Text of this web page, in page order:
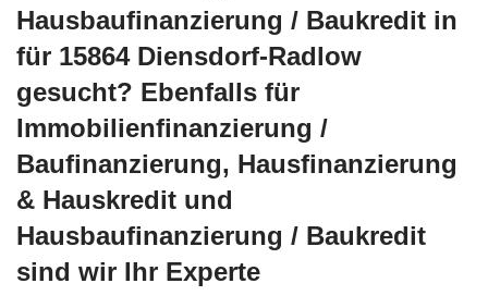
Hausbaufinanzierung / Baukredit in
für 15864 Diensdorf-Radlow
gesucht? Ebenfalls für
Immobilienfinanzierung /
Baufinanzierung, Hausfinanzierung
& Hauskredit und
Hausbaufinanzierung / Baukredit
sind wir Ihr Experte